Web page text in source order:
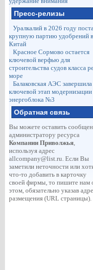
Пресс-релизы
Уралкалий в 2026 году
крупную партию удобрений в
Китай
Красное Сормово остается
ключевой верфью для
строительства судов класса
море
Балаковская АЭС завершила
ключевой этап модернизации
энергоблока №3
Обратная связь
Вы можете оставить
администратору ресурса
Компании Приволжья,
используя адрес
allcompany@list.ru. Если Вы
заметили неточности или
что-то добавить в карточку
своей фирмы, то пишите нам
этом, обязательно указав
размещения (URL страницы).